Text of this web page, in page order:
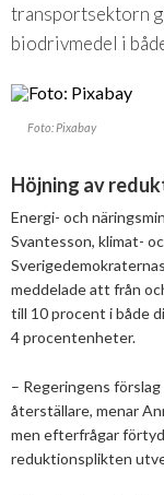
Koldioxidskatt
Besvarade remisser
Juni
Maj
April
Mars
2025
December
November
September
Juni
Maj
2024
November
Oktober
Augusti
Juli
2023
December
Augusti
Juni
2022
November
Oktober
December
Oktober
2020
December
2019
Ger förbränning en
Finns det tillräckligt
Sammanfattande
Varför behöves
Finns det mark?
Biovärme
Biodrivmedel
Kolsänkor
Bioenergi – ord och
MEDLEMSKAP
Associerad medlem
EVENEMANG
Om oss
Styrelse
Hedersmedlemmar
Konkurrensrättsligt
Svebios stadgar
Årsstämmor
Medlemmar
Nordic Pellets
Stora biokraft- och
Publikationer och
Projekt inom
Medlemmar
Våra kanaler
transportsektorn
biodrivmedel i
Foto: Pixabay
Höjning av
Energi- och
Svantesson, klimat-
meddelade att från
till 10 procent i både
4 procentenheter.
– Regeringens
återställare, menar
men efterfrågar
reduktionsplikten